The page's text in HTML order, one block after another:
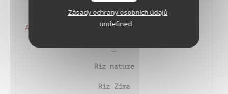
Zásady ochrany osobních údajů
undefined
ACCOMPAGNEMENTS À LA CARTE
Riz nature
Riz Zima